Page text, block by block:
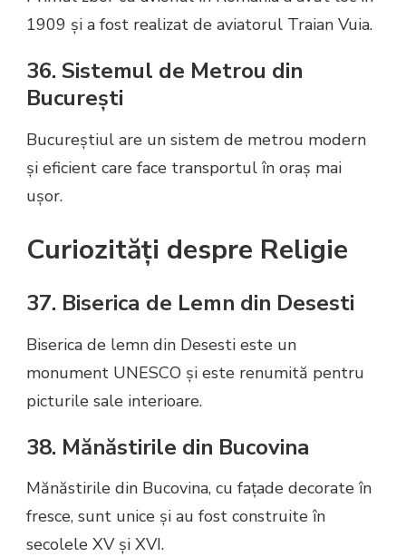
1909 și a fost realizat de aviatorul Traian Vuia.
36. Sistemul de Metrou din
București
Bucureștiul are un sistem de metrou modern
și eficient care face transportul în oraș mai
ușor.
Curiozități despre Religie
37. Biserica de Lemn din Desesti
Biserica de lemn din Desesti este un
monument UNESCO și este renumită pentru
picturile sale interioare.
38. Mănăstirile din Bucovina
Mănăstirile din Bucovina, cu fațade decorate în
fresce, sunt unice și au fost construite în
secolele XV și XVI.